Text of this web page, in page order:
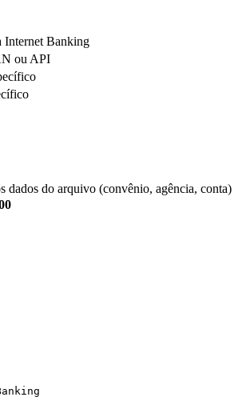
Internet Banking
ou API
dados do arquivo (convênio, agência, conta)